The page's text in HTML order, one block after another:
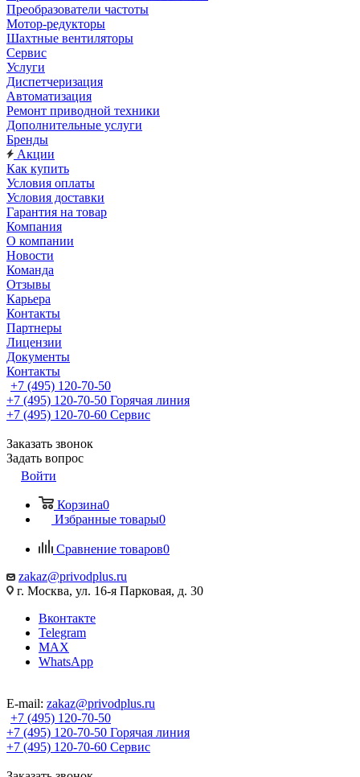
Преобразователи частоты
Мотор-редукторы
Шахтные вентиляторы
Сервис
Услуги
Диспетчеризация
Автоматизация
Ремонт приводной техники
Дополнительные услуги
Бренды
Акции
Как купить
Условия оплаты
Условия доставки
Гарантия на товар
Компания
О компании
Новости
Команда
Отзывы
Карьера
Контакты
Партнеры
Лицензии
Документы
Контакты
+7 (495) 120-70-50
+7 (495) 120-70-50 Горячая линия
+7 (495) 120-70-60 Сервис
Заказать звонок
Задать вопрос
Войти
Корзина0
Избранные товары0
Сравнение товаров0
zakaz@privodplus.ru
г. Москва, ул. 16-я Парковая, д. 30
Вконтакте
Telegram
MAX
WhatsApp
E-mail: zakaz@privodplus.ru
+7 (495) 120-70-50
+7 (495) 120-70-50 Горячая линия
+7 (495) 120-70-60 Сервис